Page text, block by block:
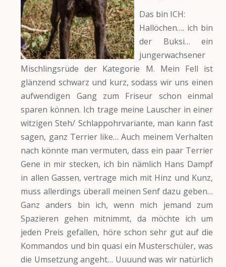
Das bin ICH:
Hallöchen…. ich bin
der Buksi… ein
jungerwachsener
Mischlingsrüde der Kategorie M. Mein Fell ist
glänzend schwarz und kurz, sodass wir uns einen
aufwendigen Gang zum Friseur schon einmal
sparen können. Ich trage meine Lauscher in einer
witzigen Steh/ Schlappohrvariante, man kann fast
sagen, ganz Terrier like… Auch meinem Verhalten
nach könnte man vermuten, dass ein paar Terrier
Gene in mir stecken, ich bin nämlich Hans Dampf
in allen Gassen, vertrage mich mit Hinz und Kunz,
muss allerdings überall meinen Senf dazu geben…
Ganz anders bin ich, wenn mich jemand zum
Spazieren gehen mitnimmt, da möchte ich um
jeden Preis gefallen, höre schon sehr gut auf die
Kommandos und bin quasi ein Musterschüler, was
die Umsetzung angeht… Uuuund was wir natürlich